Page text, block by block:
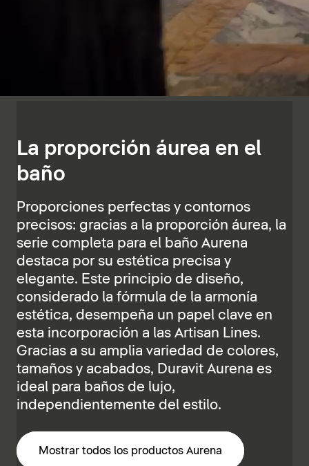
La proporción áurea en el
baño
Proporciones perfectas y contornos
precisos: gracias a la proporción áurea, la
serie completa para el baño Aurena
destaca por su estética precisa y
elegante. Este principio de diseño,
considerado la fórmula de la armonía
estética, desempeña un papel clave en
esta incorporación a las Artisan Lines.
Gracias a su amplia variedad de colores,
tamaños y acabados, Duravit Aurena es
ideal para baños de lujo,
independientemente del estilo.
Mostrar todos los productos Aurena